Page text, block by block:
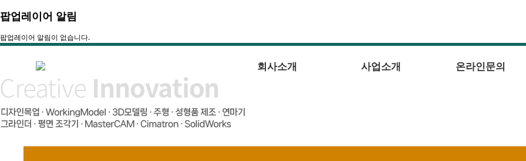
팝업레이어 알림
팝업레이어 알림이 없습니다.
회사소개 사업소개 온라인문의